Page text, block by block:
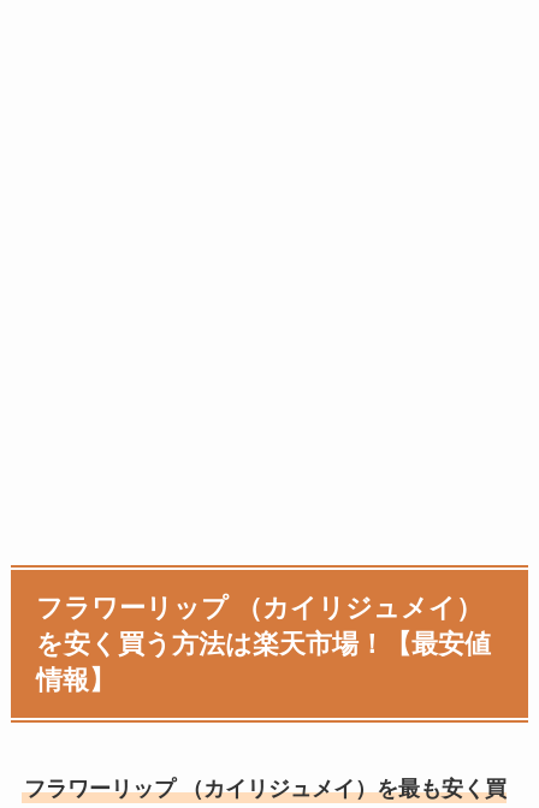
フラワーリップ （カイリジュメイ）
を安く買う方法は楽天市場！【最安値
情報】
フラワーリップ （カイリジュメイ）を最も安く買